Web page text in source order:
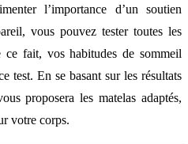
l’importance d’un soutien
vous pouvez tester toutes les
fait, vos habitudes de sommeil
test. En se basant sur les résultats
proposera les matelas adaptés,
votre corps.